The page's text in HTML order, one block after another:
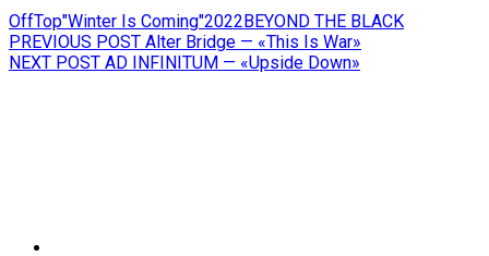
OffTop"Winter Is Coming"2022BEYOND THE BLACK
Навигация
по
PREVIOUS POST Previous
post:
Alter Bridge — «This Is War»
NEXT POST Next
AD INFINITUM — «Upside Down»